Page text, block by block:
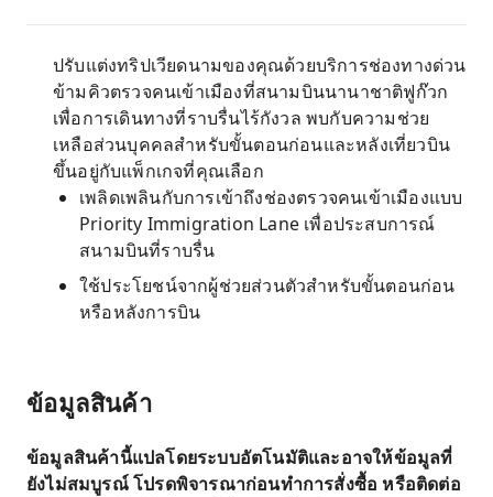
ปรับแต่งทริปเวียดนามของคุณด้วยบริการช่องทางด่วน
ข้ามคิวตรวจคนเข้าเมืองที่สนามบินนานาชาติฟูก๊วก
เพื่อการเดินทางที่ราบรื่นไร้กังวล พบกับความช่วย
เหลือส่วนบุคคลสำหรับขั้นตอนก่อนและหลังเที่ยวบิน
ขึ้นอยู่กับแพ็กเกจที่คุณเลือก
เพลิดเพลินกับการเข้าถึงช่องตรวจคนเข้าเมืองแบบ
Priority Immigration Lane เพื่อประสบการณ์
สนามบินที่ราบรื่น
ใช้ประโยชน์จากผู้ช่วยส่วนตัวสำหรับขั้นตอนก่อน
หรือหลังการบิน
ข้อมูลสินค้า
ข้อมูลสินค้านี้แปลโดยระบบอัตโนมัติและอาจให้ข้อมูลที่
ยังไม่สมบูรณ์ โปรดพิจารณาก่อนทำการสั่งซื้อ หรือติดต่อ